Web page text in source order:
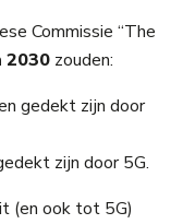
Commissie “The
2030 zouden:
gedekt zijn door
zijn door 5G.
(en ook tot 5G)